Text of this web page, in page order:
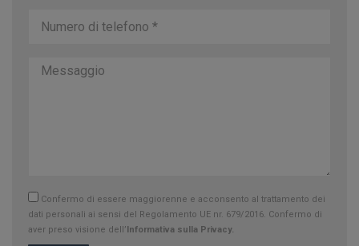
Confermo di essere maggiorenne e acconsento al trattamento dei
dati personali ai sensi del Regolamento UE nr. 679/2016. Confermo di
aver preso visione dell’ Informativa sulla Privacy.